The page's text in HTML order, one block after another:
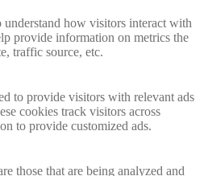
how visitors interact with
provide information on metrics the
traffic source, etc.
to provide visitors with relevant ads
cookies track visitors across
to provide customized ads.
those that are being analyzed and